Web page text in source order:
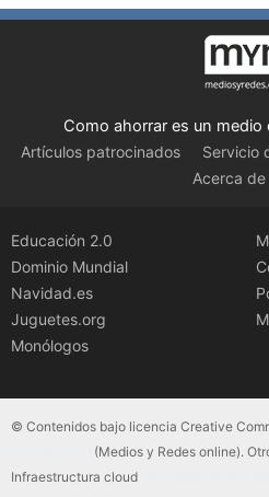
Como ahorrar es un medio
Artículos patrocinados Servicio
Acerca de
Educación 2.0
Dominio Mundial
Navidad.es
Juguetes.org
Monólogos
© Contenidos bajo licencia Creative
(Medios y Redes online).
Infraestructura cloud